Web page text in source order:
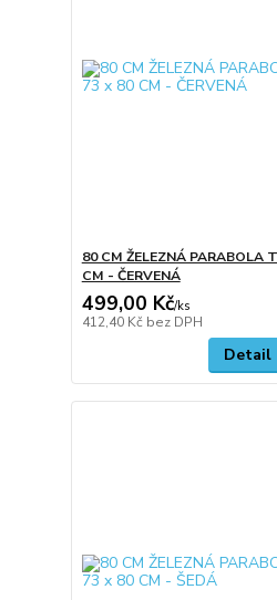
80 CM ŽELEZNÁ PARABOLA
CM - ČERVENÁ
499,00 Kč/ks
412,40 Kč bez DPH
Detail